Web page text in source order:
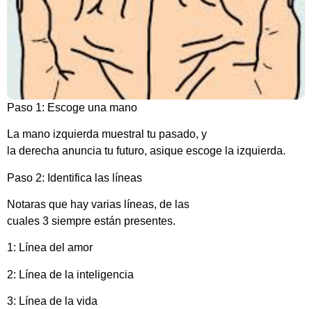
Paso 1: Escoge una mano
La mano izquierda muestral tu pasado, y
la derecha anuncia tu futuro, asique escoge la izquierda.
Paso 2: Identifica las líneas
Notaras que hay varias líneas, de las
cuales 3 siempre están presentes.
1: Línea del amor
2: Línea de la inteligencia
3: Línea de la vida